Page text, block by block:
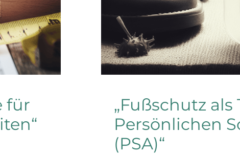
für
„Fußschutz als
Persönlichen
(PSA)“